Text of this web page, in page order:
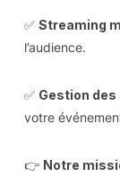
✅ Streaming
l’audience.
✅ Gestion
votre
👉 Notre